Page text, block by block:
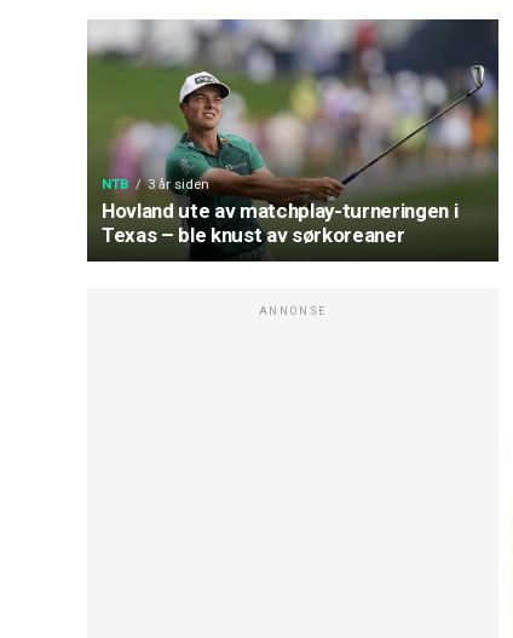
NTB 3 år siden
Hovland ute av matchplay-turneringen i
Texas – ble knust av sørkoreaner
ANNONSE